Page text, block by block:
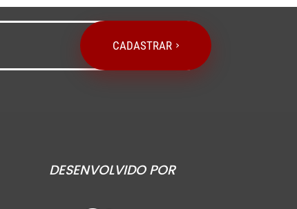
CADASTRAR
DESENVOLVIDO POR